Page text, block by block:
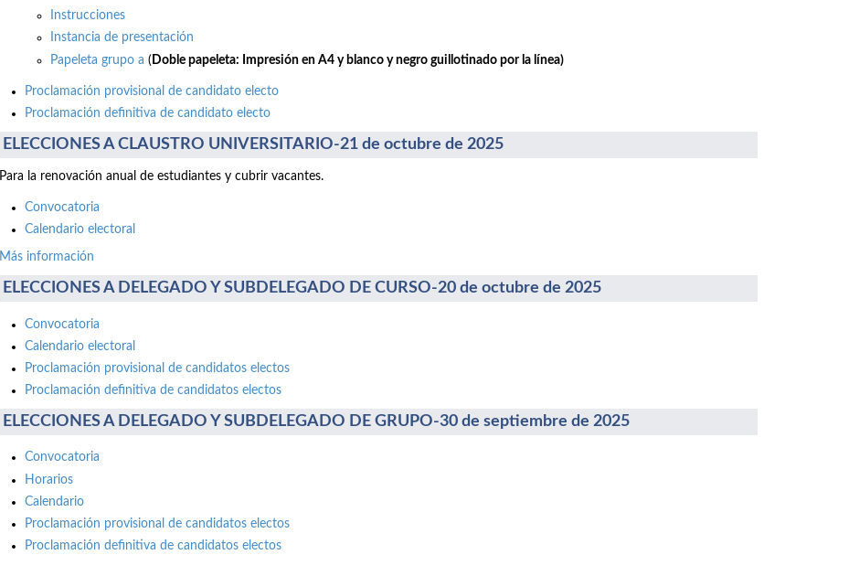
Instrucciones
Instancia de presentación
Papeleta grupo a ( Doble papeleta: Impresión en A4 y blanco y negro guillotinado por la línea)
Proclamación provisional de candidato electo
Proclamación definitiva de candidato electo
ELECCIONES A CLAUSTRO UNIVERSITARIO-21 de octubre de 2025
Para la renovación anual de estudiantes y cubrir vacantes.
Convocatoria
Calendario electoral
Más información
ELECCIONES A DELEGADO Y SUBDELEGADO DE CURSO-20 de octubre de 2025
Convocatoria
Calendario electoral
Proclamación provisional de candidatos electos
Proclamación definitiva de candidatos electos
ELECCIONES A DELEGADO Y SUBDELEGADO DE GRUPO-30 de septiembre de 2025
Convocatoria
Horarios
Calendario
Proclamación provisional de candidatos electos
Proclamación definitiva de candidatos electos